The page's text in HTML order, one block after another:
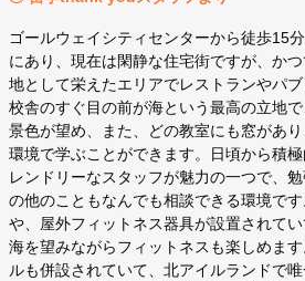
ゴールウェイシティセンターから徒歩15
にあり、現在は閑静な住宅街ですが、か
地として栄えたエリアでレストランやパブ
校舎のすぐ目の前が海という最高の立地
景色が望め、また、どの教室にも窓があ
環境で学ぶことができます。日頃から積
レンドリーなスタッフが魅力の一つで、
の他のこともなんでも相談できる環境で
や、屋外フィットネス器具が設置されて
海を望みながらフィットネスも楽しめま
ルも併設されていて、北アイルランドで